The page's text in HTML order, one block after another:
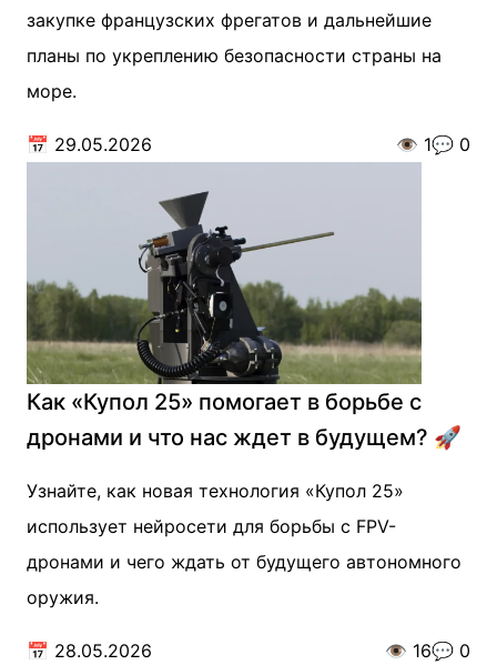
закупке французских фрегатов и дальнейшие
планы по укреплению безопасности страны на
море.
📅 29.05.2026 👁️ 1💬 0
Как «Купол 25» помогает в борьбе с
дронами и что нас ждет в будущем? 🚀
Узнайте, как новая технология «Купол 25»
использует нейросети для борьбы с FPV-
дронами и чего ждать от будущего автономного
оружия.
📅 28.05.2026 👁️ 16💬 0